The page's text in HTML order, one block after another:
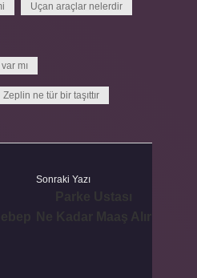
Uçan araçlar nelerdir
mı
Zeplin ne tür bir taşıttır
Sonraki Yazı